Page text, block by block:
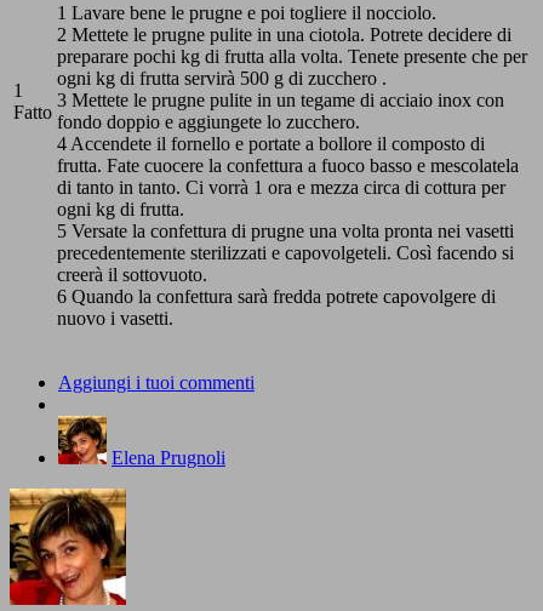
1
Fatto
1 Lavare bene le prugne e poi togliere il nocciolo.
2 Mettete le prugne pulite in una ciotola. Potrete decidere di
preparare pochi kg di frutta alla volta. Tenete presente che per
ogni kg di frutta servirà 500 g di zucchero .
3 Mettete le prugne pulite in un tegame di acciaio inox con
fondo doppio e aggiungete lo zucchero.
4 Accendete il fornello e portate a bollore il composto di
frutta. Fate cuocere la confettura a fuoco basso e mescolatela
di tanto in tanto. Ci vorrà 1 ora e mezza circa di cottura per
ogni kg di frutta.
5 Versate la confettura di prugne una volta pronta nei vasetti
precedentemente sterilizzati e capovolgeteli. Così facendo si
creerà il sottovuoto.
6 Quando la confettura sarà fredda potrete capovolgere di
nuovo i vasetti.
Aggiungi i tuoi commenti
Elena Prugnoli